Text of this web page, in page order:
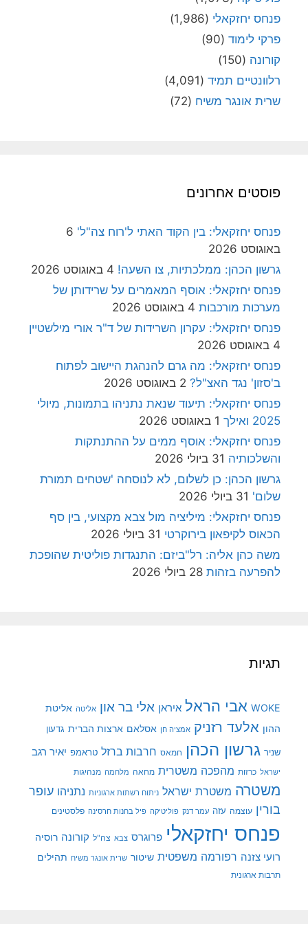
פנחס יחזקאלי (1,986)
פרקי לימוד (90)
קורונה (150)
רלוונטיים תמיד (4,091)
שרית אונגר משיח (72)
פוסטים אחרונים
פנחס יחזקאלי: בין הקוד האתי ל'רוח צה"ל' 6
באוגוסט 2026
גרשון הכהן: ממלכתיות, צו השעה! 4 באוגוסט 2026
פנחס יחזקאלי: אוסף המאמרים על שרידותן של
מערכות מורכבות 4 באוגוסט 2026
פנחס יחזקאלי: עקרון השרידות של ד"ר אורי מילשטיין
4 באוגוסט 2026
פנחס יחזקאלי: מה גרם להנהגת היישוב לפתוח
ב'סזון' נגד האצ"ל? 2 באוגוסט 2026
פנחס יחזקאלי: תיעוד שנאת נתניהו בתמונות, מיולי
2025 ואילך
1 באוגוסט 2026
פנחס יחזקאלי: אוסף ממים על ההתנתקות
והשלכותיה 31 ביולי 2026
גרשון הכהן: כן לשלום, לא לנוסחה 'שטחים תמורת
שלום' 31 ביולי 2026
פנחס יחזקאלי: מיליציה מול צבא מקצועי, בין סף
הכאוס לקיפאון בירוקרטי 31 ביולי 2026
משה כהן אליה: רל"ביזם: התנגדות פוליטית שהופכת
להפרעה בזהות 28 ביולי 2026
תגיות
WOKE אבי הראל איראן אלי בר און אליטה אליטת
ההון אלעד רזניק אמציה חן אסלאם ארצות הברית גדעון
שניר גרשון הכהן חמאס חרבות ברזל טראמפ יאיר רגב
ישראל כרזות מהפכה משטרית מחאה מלחמה מנהיגות
משטרה משטרת ישראל ניתוח רשתות ארגוניות נתניהו עופר
בורין עוצמה עזה עמר דנק פוליטיקה פיל בחנות חרסינה פלסטינים
פנחס יחזקאלי פרוגרס צבא צה"ל קורונה רוסיה
רועי צזנה רפורמה משפטית שיטור שרית אונגר משיח תהילים
תרבות ארגונית